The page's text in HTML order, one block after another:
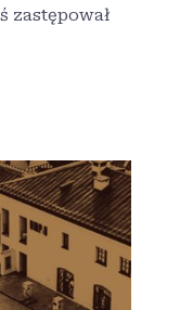
zastępował